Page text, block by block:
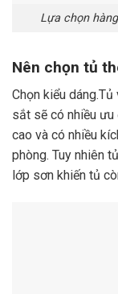
Lựa chọn
Nên chọn tủ
Chọn kiểu
sắt sẽ có nhiều
cao và có nhiều
phòng. Tuy nhiên
lớp sơn khiến tủ